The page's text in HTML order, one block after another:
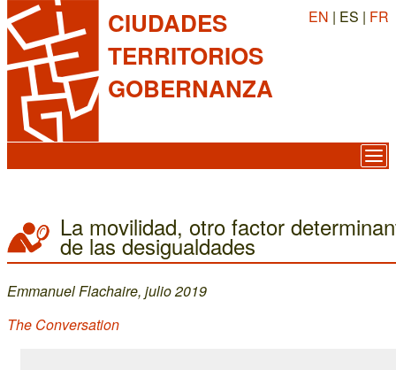
CIUDADES
TERRITORIOS
GOBERNANZA
EN | ES | FR
La movilidad, otro factor
de las desigualdades
Emmanuel Flachaire, julio 2019
The Conversation